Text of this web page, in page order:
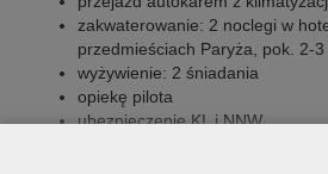
zakwaterowanie: 2 noclegi w
przedmieściach Paryża, pok. 2-
wyżywienie: 2 śniadania
opiekę pilota
ubezpieczenie KL i NNW